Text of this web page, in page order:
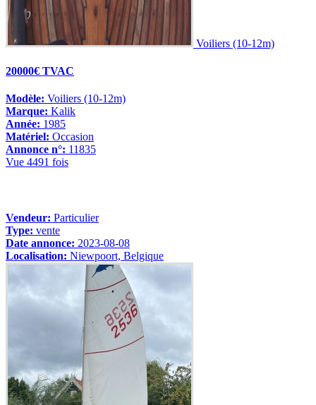
Voiliers (10-12m)
20000€ TVAC
Modèle: Voiliers (10-12m)
Marque: Kalik
Année: 1985
Matériel: Occasion
Annonce n°: 11835
Vue 4491 fois
Vendeur: Particulier
Type: vente
Date annonce: 2023-08-08
Localisation: Niewpoort, Belgique